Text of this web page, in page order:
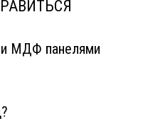
МДФ панелями